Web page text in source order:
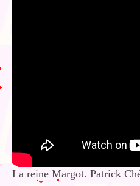
La reine Margot. Patrick